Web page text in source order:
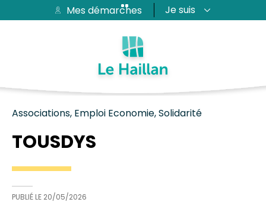
Aide et accessibilité
Passer au menu
Passer au contenuMes démarches Je suis
Associations, Emploi Economie, Solidarité
TOUSDYS
PUBLIÉ LE 20/05/2026